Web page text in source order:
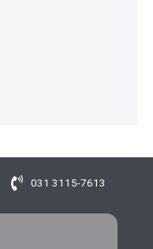
031 3115-7613